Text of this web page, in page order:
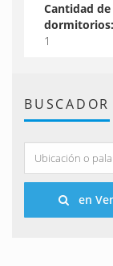
Cantidad de
dormitorios:
1
BUSCADOR
en